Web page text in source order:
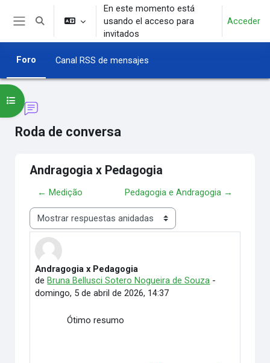
Salta al contenido principal
Selector de búsqueda de entrada
En este momento está
usando el acceso para
invitados
Acceder
Foro Canal RSS de mensajes
Roda de conversa
Abrir índice del curso
Andragogia x Pedagogia
← Medição Pedagogia e Andragogia →
Mostrar modo
Andragogia x Pedagogia
de Bruna Bellusci Sotero Nogueira de Souza -
domingo, 5 de abril de 2026, 14:37
Número de respuestas: 0
Ótimo resumo